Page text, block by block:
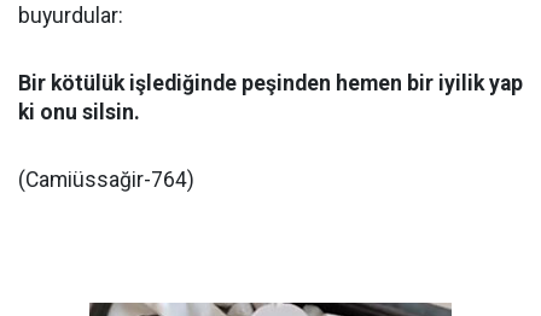
buyurdular:
Bir kötülük işlediğinde peşinden hemen bir iyilik yap
ki onu silsin.
(Camiüssağir-764)